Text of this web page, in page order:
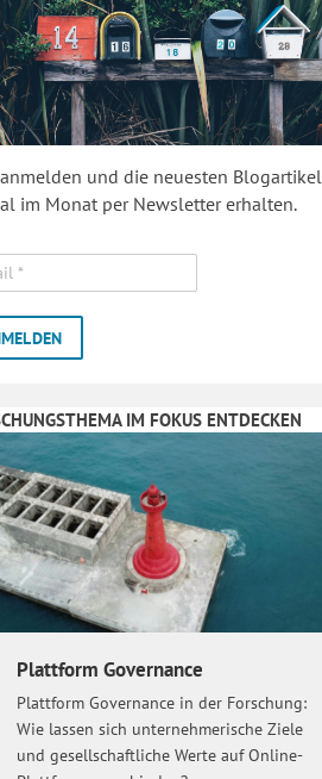
und die neuesten Blogartikel
im Monat per Newsletter erhalten.
IM FOKUS ENTDECKEN
Plattform Governance
Plattform Governance in der Forschung:
Wie lassen sich unternehmerische Ziele
und gesellschaftliche Werte auf Online-